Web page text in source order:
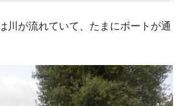
川が流れていて、たまにボートが通